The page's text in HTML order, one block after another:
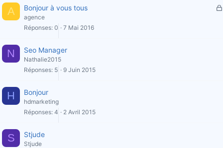
A Bonjour à vous tous
agence
Réponses 0 7 Mai 2016
N Seo Manager
Nathalie2015
Réponses 5 9 Juin 2015
H Bonjour
hdmarketing
Réponses 4 2 Avril 2015
S Stjude
Stjude